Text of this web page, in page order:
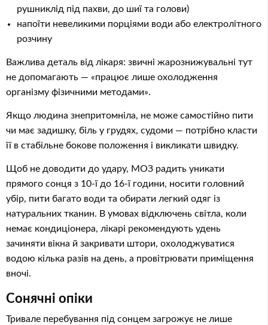
рушниклід під пахви, до шиї та голови)
напоїти невеликими порціями води або електролітного
розчину
Важлива деталь від лікаря: звичні жарознижувальні тут
не допомагають — «працює лише охолодження
організму фізичними методами».
Якщо людина знепритомніла, не може самостійно пити
чи має задишку, біль у грудях, судоми — потрібно класти
її в стабільне бокове положення і викликати швидку.
Щоб не доводити до удару, МОЗ радить уникати
прямого сонця з 10-ї до 16-ї години, носити головний
убір, пити багато води та обирати легкий одяг із
натуральних тканин. В умовах відключень світла, коли
немає кондиціонера, лікарі рекомендують удень
зачиняти вікна й закривати штори, охолоджуватися
водою кілька разів на день, а провітрювати приміщення
вночі.
Сонячні опіки
Тривале перебування під сонцем загрожує не лише